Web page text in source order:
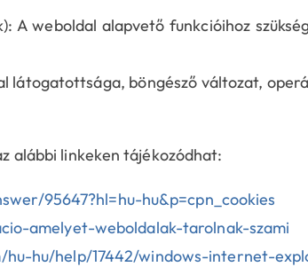
A weboldal alapvető funkcióihoz
böngésző változat,
alábbi linkeken tájékozódhat:
95647?hl=hu-hu&p=cpn_cookies
amelyet-weboldalak-tarolnak-szami
hu/help/17442/windows-internet-